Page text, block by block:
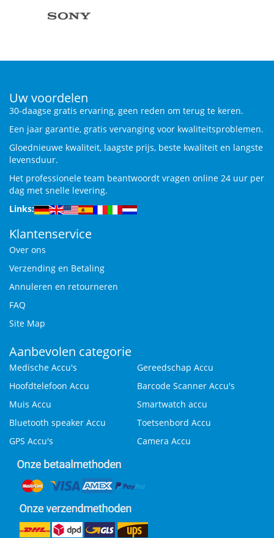
Uw voordelen
30-daagse gratis ervaring, geen reden om terug te keren.
Een jaar garantie, gratis vervanging voor kwaliteitsproblemen.
Gloednieuwe kwaliteit, laagste prijs, beste kwaliteit en langste
levensduur.
Het professionele team beantwoordt vragen online 24 uur per
dag met snelle levering.
Links:
Klantenservice
Over ons
Verzending en Betaling
Annuleren en retourneren
FAQ
Site Map
Aanbevolen categorie
Medische Accu's
Gereedschap Accu
Hoofdtelefoon Accu
Barcode Scanner Accu's
Muis Accu
Smartwatch accu
Bluetooth speaker Accu
Toetsenbord Accu
GPS Accu's
Camera Accu